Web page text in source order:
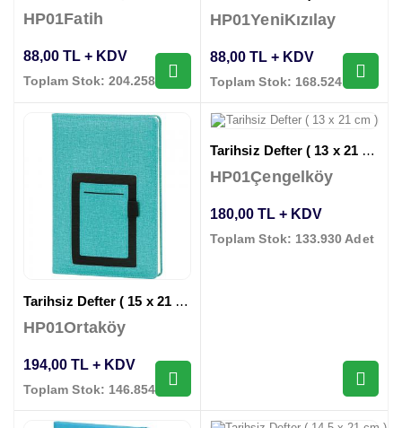
HP01Fatih
88,00 TL + KDV
Toplam Stok: 204.258 Adet
HP01YeniKızılay
88,00 TL + KDV
Toplam Stok: 168.524 Adet
Tarihsiz Defter ( 15 x 21 cm )
HP01Ortaköy
194,00 TL + KDV
Toplam Stok: 146.854 Adet
Tarihsiz Defter ( 13 x 21 cm )
HP01Çengelköy
180,00 TL + KDV
Toplam Stok: 133.930 Adet